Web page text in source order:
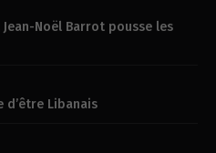
Noël Barrot pousse les
d’être Libanais